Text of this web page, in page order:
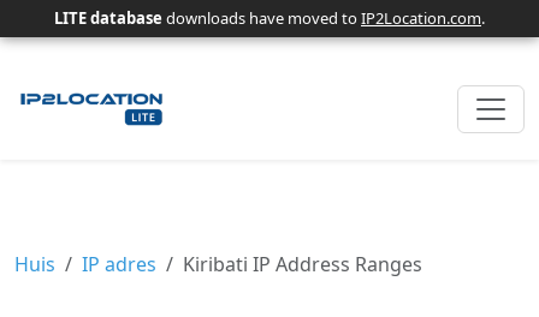
LITE database downloads have moved toIP2Location.com.
Huis IP adres Kiribati IP Address Ranges